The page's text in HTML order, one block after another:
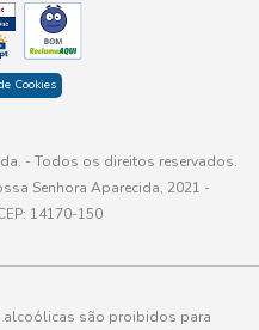
Cookies
- Todos os direitos reservados.
Senhora Aparecida, 2021 -
14170-150
alcoólicas são proibidos para